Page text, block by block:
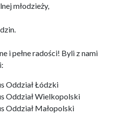
młodzieży,
i pełne radości! Byli z nami
Oddział Łódzki
Oddział Wielkopolski
Oddział Małopolski